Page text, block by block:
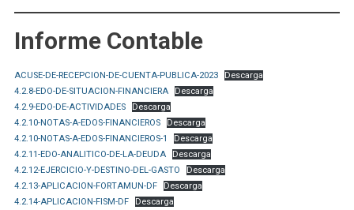
Informe Contable
ACUSE-DE-RECEPCION-DE-CUENTA-PUBLICA-2023
Descarga
4.2.8-EDO-DE-SITUACION-FINANCIERA
Descarga
4.2.9-EDO-DE-ACTIVIDADES
Descarga
4.2.10-NOTAS-A-EDOS-FINANCIEROS
Descarga
4.2.10-NOTAS-A-EDOS-FINANCIEROS-1
Descarga
4.2.11-EDO-ANALITICO-DE-LA-DEUDA
Descarga
4.2.12-EJERCICIO-Y-DESTINO-DEL-GASTO
Descarga
4.2.13-APLICACION-FORTAMUN-DF
Descarga
4.2.14-APLICACION-FISM-DF
Descarga